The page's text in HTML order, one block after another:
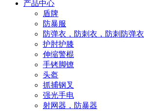
产品中心
盾牌
防暴服
防弹衣，防刺衣，防刺防弹衣
护肘护膝
伸缩警棍
手铐脚镣
头盔
抓捕钢叉
强光手电
射网器，防暴器